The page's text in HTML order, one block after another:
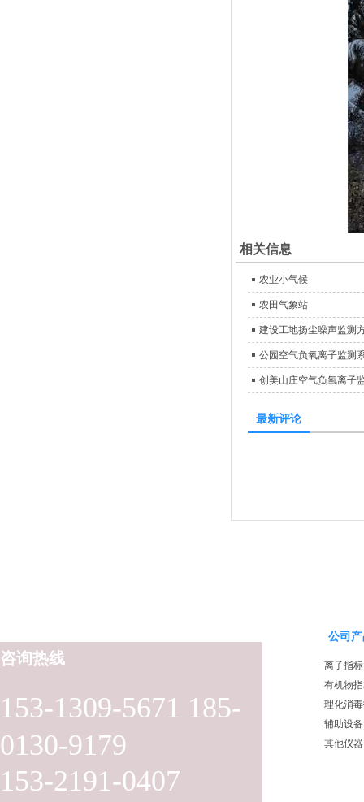
相关信息
农业小气候
农田气象站
建设工地扬尘噪声监测
公园空气负氧离子监测
创美山庄空气负氧离子
最新评论
153-1309-5671 185-
0130-9179
153-2191-0407
咨询热线
公司
离子指标
有机物
理化消
辅助设备
其他仪器